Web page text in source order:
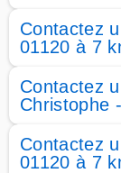
Contactez
01120 à 7
Contactez
Christophe
Contactez
01120 à 7